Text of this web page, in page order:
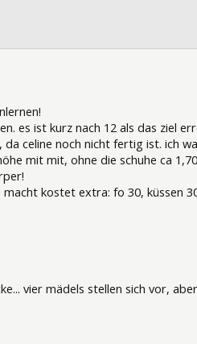
es ist kurz nach 12 als das ziel
celine noch nicht fertig ist. ich
mit mit, ohne die schuhe ca
kostet extra: fo 30, küssen
vier mädels stellen sich vor,